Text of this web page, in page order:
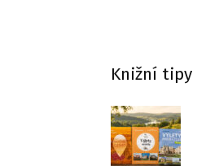
Knižní tipy